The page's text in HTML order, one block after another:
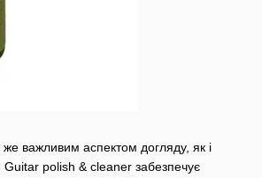
важливим аспектом догляду, як і
polish & cleaner забезпечує